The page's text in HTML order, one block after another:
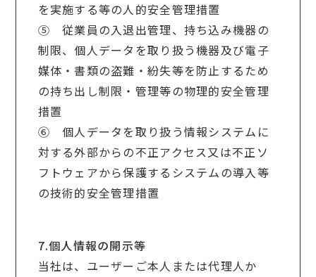
を実施する等の人的安全管理措置
⑤ 従業員の入退出管理、持ち込み機器の
制限、個人データを取り扱う機器及び電子
媒体・書類の盗難・紛失等を防止するため
の持ち出し制限・管理等の物理的安全管理
措置
⑥ 個人データを取り扱う情報システムに
対する外部からの不正アクセス又は不正ソ
フトウェアから保護するシステムの導入等
の技術的安全管理措置
7.個人情報の開示等
当社は、ユーザーご本人または代理人か